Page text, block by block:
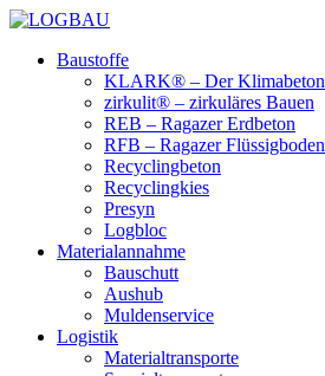
Baustoffe
KLARK® – Der Klimabeton
zirkulit® – zirkuläres Bauen
REB – Ragazer Erdbeton
RFB – Ragazer Flüssigboden
Recyclingbeton
Recyclingkies
Presyn
Logbloc
Materialannahme
Bauschutt
Aushub
Muldenservice
Logistik
Materialtransporte